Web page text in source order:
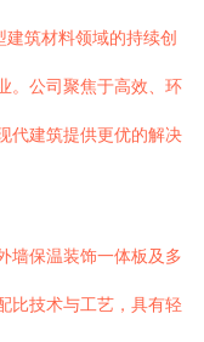
建筑材料领域的持续创
。公司聚焦于高效、环
代建筑提供更优的解决
墙保温装饰一体板及多
比技术与工艺，具有轻